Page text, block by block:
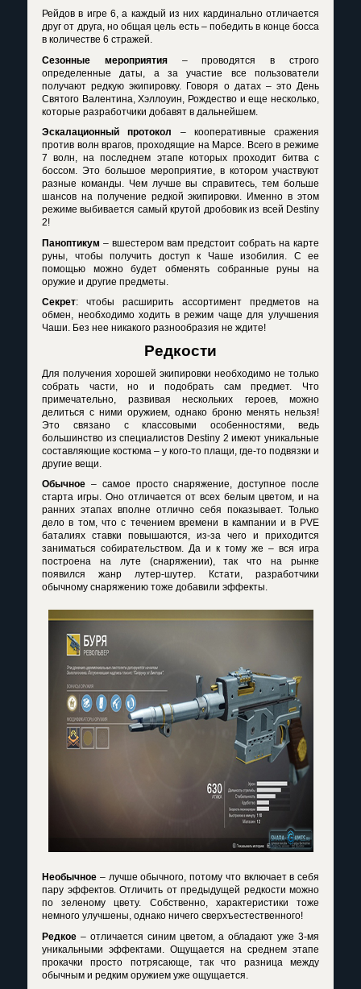
Рейдов в игре 6, а каждый из них кардинально отличается
друг от друга, но общая цель есть – победить в конце босса
в количестве 6 стражей.
Сезонные мероприятия– проводятся в строго
определенные даты, а за участие все пользователи
получают редкую экипировку. Говоря о датах – это День
Святого Валентина, Хэллоуин, Рождество и еще несколько,
которые разработчики добавят в дальнейшем.
Эскалационный протокол – кооперативные сражения
против волн врагов, проходящие на Марсе. Всего в режиме
7 волн, на последнем этапе которых проходит битва с
боссом. Это большое мероприятие, в котором участвуют
разные команды. Чем лучше вы справитесь, тем больше
шансов на получение редкой экипировки. Именно в этом
режиме выбивается самый крутой дробовик из всей Destiny
2!
Паноптикум – вшестером вам предстоит собрать на карте
руны, чтобы получить доступ к Чаше изобилия. С ее
помощью можно будет обменять собранные руны на
оружие и другие предметы.
Секрет: чтобы расширить ассортимент предметов на
обмен, необходимо ходить в режим чаще для улучшения
Чаши. Без нее никакого разнообразия не ждите!
Редкости
Для получения хорошей экипировки необходимо не только
собрать части, но и подобрать сам предмет. Что
примечательно, развивая нескольких героев, можно
делиться с ними оружием, однако броню менять нельзя!
Это связано с классовыми особенностями, ведь
большинство из специалистов Destiny 2 имеют уникальные
составляющие костюма – у кого-то плащи, где-то подвязки и
другие вещи.
Обычное – самое просто снаряжение, доступное после
старта игры. Оно отличается от всех белым цветом, и на
ранних этапах вполне отлично себя показывает. Только
дело в том, что с течением времени в кампании и в PVE
баталиях ставки повышаются, из-за чего и приходится
заниматься собирательством. Да и к тому же – вся игра
построена на луте (снаряжении), так что на рынке
появился жанр лутер-шутер. Кстати, разработчики
обычному снаряжению тоже добавили эффекты.
Необычное – лучше обычного, потому что включает в себя
пару эффектов. Отличить от предыдущей редкости можно
по зеленому цвету. Собственно, характеристики тоже
немного улучшены, однако ничего сверхъестественного!
Редкое – отличается синим цветом, а обладают уже 3-мя
уникальными эффектами. Ощущается на среднем этапе
прокачки просто потрясающе, так что разница между
обычным и редким оружием уже ощущается.